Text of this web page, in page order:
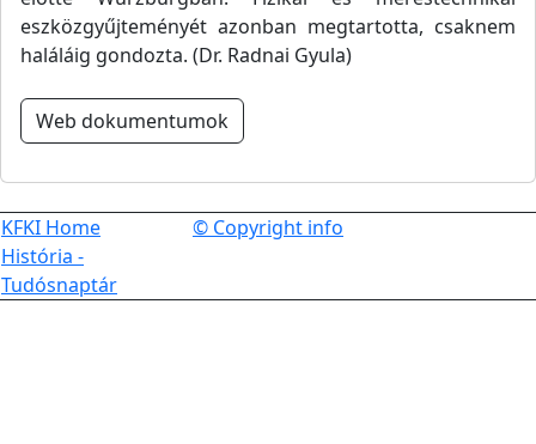
eszközgyűjteményét azonban megtartotta, csaknem
haláláig gondozta. (Dr. Radnai Gyula)
Web dokumentumok
KFKI Home
História -
Tudósnaptár
© Copyright info